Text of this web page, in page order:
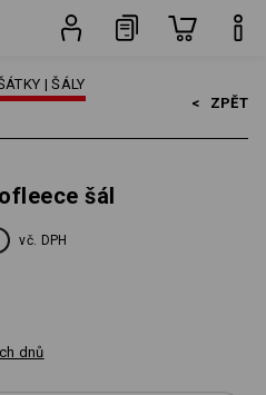
| ŠÁLY
< ZPĚT
šál
vč. DPH
dnů